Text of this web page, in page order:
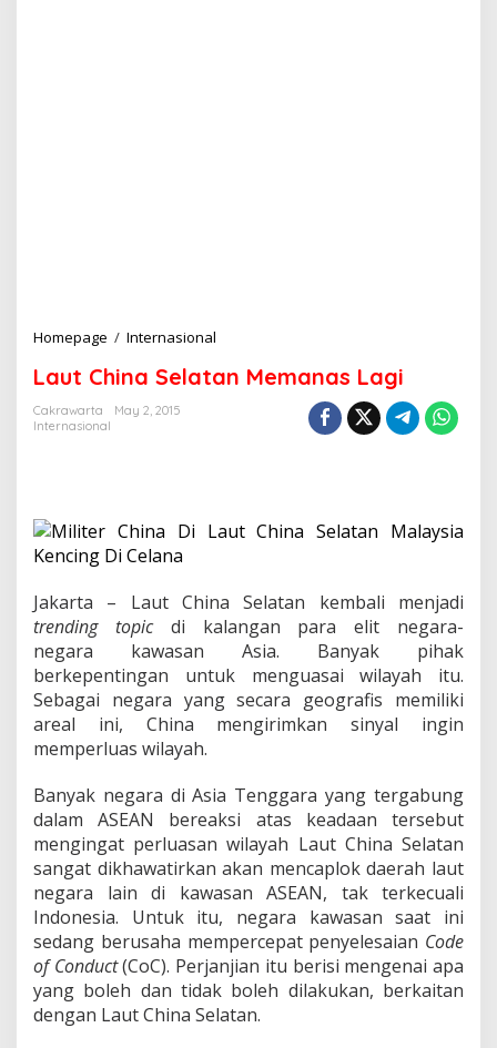
Homepage / Internasional
u
e
t
a
n
e
m
a
n
L
a
Laut China Selatan Memanas Lagi
Cakrawarta
May 2, 2015
Internasional
Jakarta – Laut China Selatan kembali menjadi
trending topicdi kalangan para elit negara-
negara kawasan Asia. Banyak pihak
berkepentingan untuk menguasai wilayah itu.
Sebagai negara yang secara geografis memiliki
areal ini, China mengirimkan sinyal ingin
memperluas wilayah.
Banyak negara di Asia Tenggara yang tergabung
dalam ASEAN bereaksi atas keadaan tersebut
mengingat perluasan wilayah Laut China Selatan
sangat dikhawatirkan akan mencaplok daerah laut
negara lain di kawasan ASEAN, tak terkecuali
Indonesia. Untuk itu, negara kawasan saat ini
sedang berusaha mempercepat penyelesaian Code
of Conduct(CoC). Perjanjian itu berisi mengenai apa
yang boleh dan tidak boleh dilakukan, berkaitan
dengan Laut China Selatan.